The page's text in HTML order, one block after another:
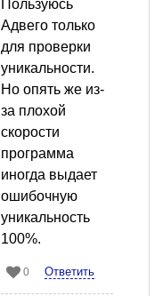
Пользуюсь
Адвего только
для проверки
уникальности.
Но опять же из-
за плохой
скорости
программа
иногда выдает
ошибочную
уникальность
100%.
0 Ответить